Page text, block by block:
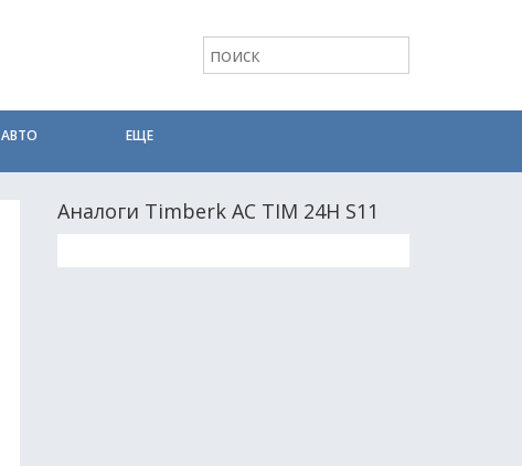
АВТО ЕЩЕ
Аналоги Timberk AC TIM 24H S11